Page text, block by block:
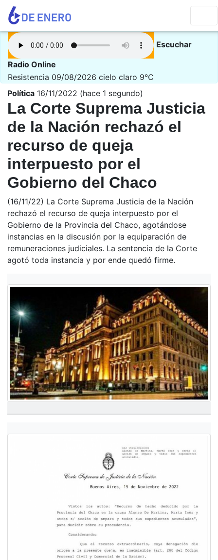
Escuchar
Radio Online
Resistencia 09/08/2026 cielo claro 9°C
Política 16/11/2022 (hace 1 segundo)
La Corte Suprema Justicia
de la Nación rechazó el
recurso de queja
interpuesto por el
Gobierno del Chaco
(16/11/22) La Corte Suprema Justicia de la Nación
rechazó el recurso de queja interpuesto por el
Gobierno de la Provincia del Chaco, agotándose
instancias en la discusión por la equiparación de
remuneraciones judiciales. La sentencia de la Corte
agotó toda instancia y por ende quedó firme.